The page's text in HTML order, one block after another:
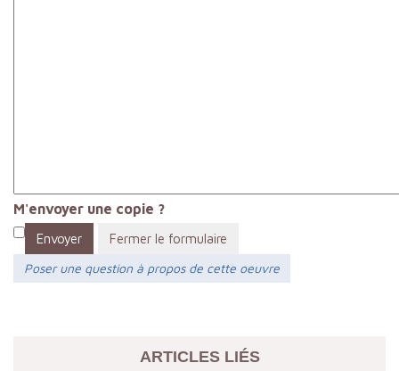
M'envoyer une copie ?
Envoyer
Fermer le formulaire
Poser une question à propos de cette oeuvre
ARTICLES LIÉS